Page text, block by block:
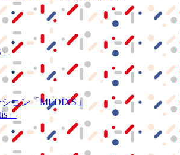
ョン「MEDIXS」
」